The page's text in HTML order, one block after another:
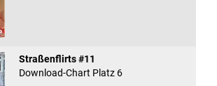
Straßenflirts #11
Download-Chart Platz 6